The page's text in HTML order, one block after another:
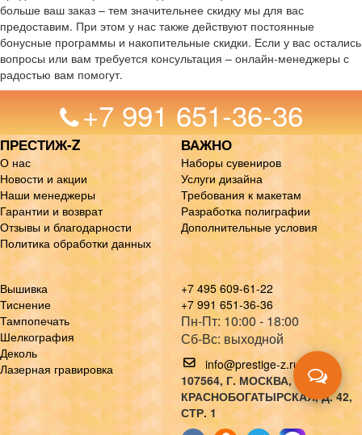
больше ваш заказ – тем значительнее скидку мы для вас
предоставим. При этом у нас также действуют постоянные
бонусные программы и накопительные скидки. Если у вас остались
вопросы или вам требуется консультация – онлайн-менеджеры с
радостью вам помогут.
+7 991 651-36-36
ПРЕСТИЖ-Z
О нас
Новости и акции
Наши менеджеры
Гарантии и возврат
Отзывы и благодарности
Политика обработки данных
ВАЖНО
Наборы сувениров
Услуги дизайна
Требования к макетам
Разработка полиграфии
Дополнительные условия
Вышивка
Тиснение
Тампопечать
Шелкография
Деколь
Лазерная гравировка
+7 495 609-61-22
+7 991 651-36-36
Пн-Пт: 10:00 - 18:00
Сб-Вс: выходной
info@prestige-z.ru
107564, Г. МОСКВА, УЛ.
КРАСНОБОГАТЫРСКАЯ, Д. 42,
СТР. 1